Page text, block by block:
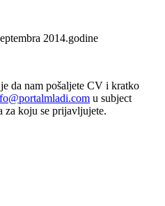
2014.godine
da nam pošaljete CV i kratko
u subject
za koju se prijavljujete.